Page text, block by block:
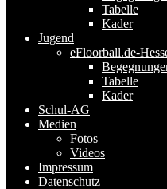
Tabelle
Kader
Jugend
eFloorball.de-
Tabelle
Kader
Schul-AG
Medien
Fotos
Videos
Impressum
Datenschutz